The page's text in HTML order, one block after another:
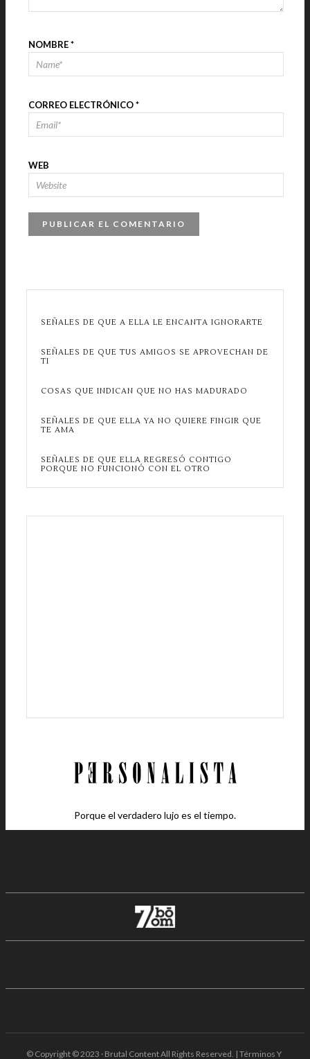
NOMBRE*
CORREO ELECTRÓNICO*
WEB
SEÑALES DE QUE A ELLA LE ENCANTA IGNORARTE
SEÑALES DE QUE TUS AMIGOS SE APROVECHAN DE
TI
COSAS QUE INDICAN QUE NO HAS MADURADO
SEÑALES DE QUE ELLA YA NO QUIERE FINGIR QUE
TE AMA
SEÑALES DE QUE ELLA REGRESÓ CONTIGO
PORQUE NO FUNCIONÓ CON EL OTRO
Porque el verdadero lujo es el tiempo.
© Copyright © 2023 · Brutal Content All Rights Reserved. | Términos Y